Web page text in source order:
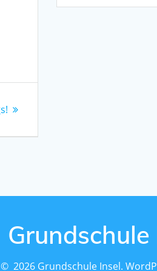
Grundschule
© 2026 Grundschule Insel.